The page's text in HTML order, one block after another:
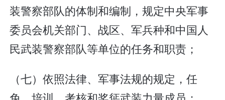
装警察部队的体制和编制，规定中央军事
委员会机关部门、战区、军兵种和中国人
民武装警察部队等单位的任务和职责；
（七）依照法律、军事法规的规定，任